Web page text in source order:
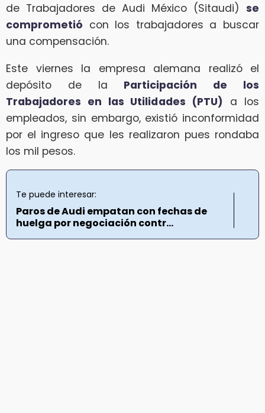
de Trabajadores de Audi México (Sitaudi) se
comprometió con los trabajadores a buscar
una compensación.
Este viernes la empresa alemana realizó el
depósito de la Participación de los
Trabajadores en las Utilidades (PTU) a los
empleados, sin embargo, existió inconformidad
por el ingreso que les realizaron pues rondaba
los mil pesos.
Te puede interesar:
Paros de Audi empatan con fechas de
huelga por negociación contr...